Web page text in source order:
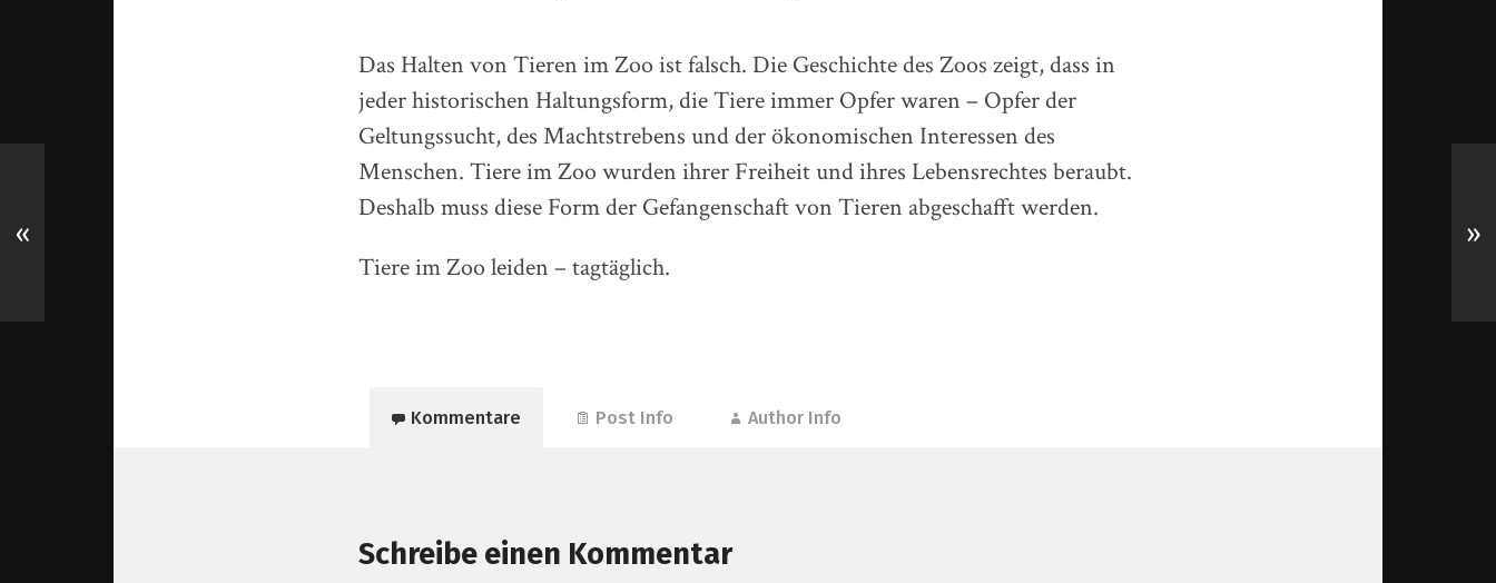
Das Halten von Tieren im Zoo ist falsch. Die Geschichte des Zoos zeigt, dass in
jeder historischen Haltungsform, die Tiere immer Opfer waren – Opfer der
Geltungssucht, des Machtstrebens und der ökonomischen Interessen des
Menschen. Tiere im Zoo wurden ihrer Freiheit und ihres Lebensrechtes beraubt.
Deshalb muss diese Form der Gefangenschaft von Tieren abgeschafft werden.
Tiere im Zoo leiden – tagtäglich.
Kommentare Post Info Author Info
Schreibe einen Kommentar
« »